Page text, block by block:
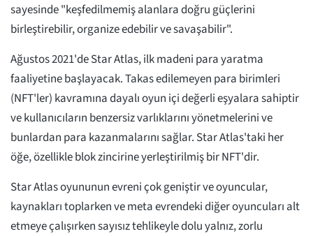
sayesinde "keşfedilmemiş alanlara doğru güçlerini
birleştirebilir, organize edebilir ve savaşabilir".
Ağustos 2021'de Star Atlas, ilk madeni para yaratma
faaliyetine başlayacak. Takas edilemeyen para birimleri
(NFT'ler) kavramına dayalı oyun içi değerli eşyalara sahiptir
ve kullanıcıların benzersiz varlıklarını yönetmelerini ve
bunlardan para kazanmalarını sağlar. Star Atlas'taki her
öğe, özellikle blok zincirine yerleştirilmiş bir NFT'dir.
Star Atlas oyununun evreni çok geniştir ve oyuncular,
kaynakları toplarken ve meta evrendeki diğer oyuncuları alt
etmeye çalışırken sayısız tehlikeyle dolu yalnız, zorlu